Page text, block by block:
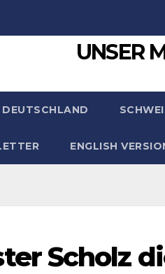
UNSER
DEUTSCHLAND
ENGLISH
Scholz